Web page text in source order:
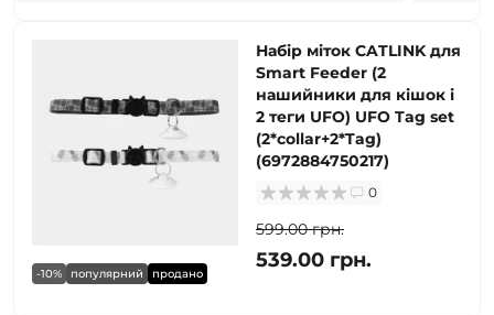
-10% популярний продано
Набір міток CATLINK для
Smart Feeder (2
нашийники для кішок і
2 теги UFO) UFO Tag set
(2*collar+2*Tag)
(6972884750217)
0
599.00 грн.
539.00 грн.